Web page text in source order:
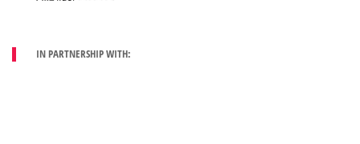
IN PARTNERSHIP WITH: